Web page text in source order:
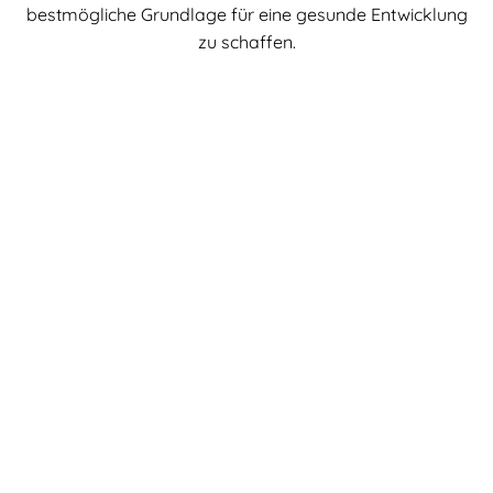
bestmögliche Grundlage für eine gesunde Entwicklung
zu schaffen.